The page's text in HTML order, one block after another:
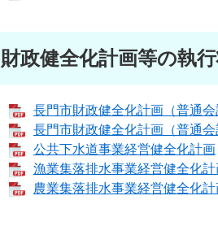
財政健全化計画等の執
長門市財政健全化計画（普通会
長門市財政健全化計画（普通会
公共下水道事業経営健全化計画
漁業集落排水事業経営健全化計
農業集落排水事業経営健全化計